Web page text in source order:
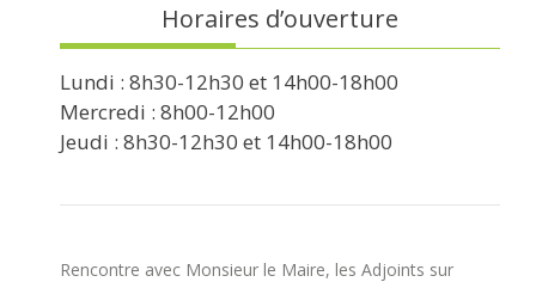
Horaires d’ouverture
Lundi : 8h30-12h30 et 14h00-18h00
Mercredi : 8h00-12h00
Jeudi : 8h30-12h30 et 14h00-18h00
Rencontre avec Monsieur le Maire, les Adjoints sur